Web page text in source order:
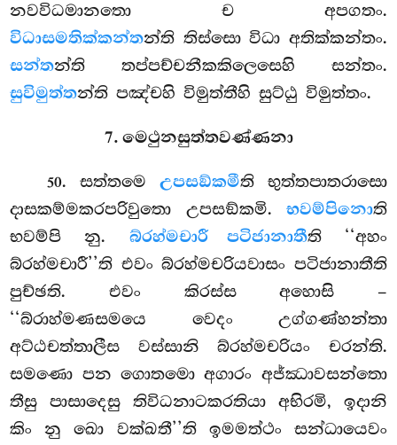
නවවිධමානතො ච අපගතං.
විධාසමතික්කන්තන්ති තිස්සො විධා අතික්කන්තං.
සන්තන්ති තප්පච්චනීකකිලෙසෙහි සන්තං.
සුවිමුත්තන්ති පඤ්චහි විමුත්තීහි සුට්ඨු විමුත්තං.
7. මෙථුනසුත්තවණ්ණනා
50. සත්තමෙ උපසඞ්කමීති භුත්තපාතරාසො
දාසකම්මකරපරිවුතො උපසඞ්කමි. භවම්පිනොති
භවම්පි නු. බ්රහ්මචාරී පටිජානාතීති ‘‘අහං
බ්රහ්මචාරී’’ති එවං බ්රහ්මචරියවාසං පටිජානාතීති
පුච්ඡති. එවං කිරස්ස අහොසි –
‘‘බ්රාහ්මණසමයෙ වෙදං උග්ගණ්හන්තා
අට්ඨචත්තාලීස වස්සානි බ්රහ්මචරියං චරන්ති.
සමණො පන ගොතමො අගාරං අජ්ඣාවසන්තො
තීසු පාසාදෙසු තිවිධනාටකරතියා අභිරමි, ඉදානි
කිං නු ඛො වක්ඛතී’’ති ඉමමත්ථං සන්ධායෙවං